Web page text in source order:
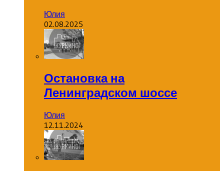
Юлия
02.08.2025
Остановка на
Ленинградском шоссе
Юлия
12.11.2024